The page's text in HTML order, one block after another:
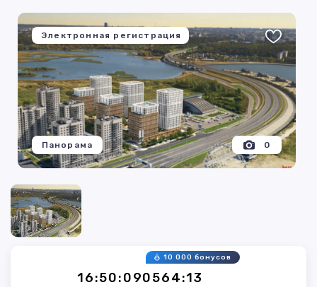
Электронная регистрация
0
Панорама
16:50:090564:13
10 000 бонусов